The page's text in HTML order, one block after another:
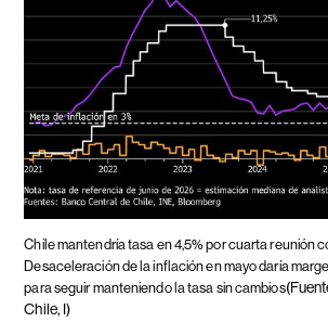
Chile mantendría tasa en 4,5% por cuarta reunión
Desaceleración de la inflación en mayo daría
para seguir manteniendo la tasa sin cambios
Chile, I)